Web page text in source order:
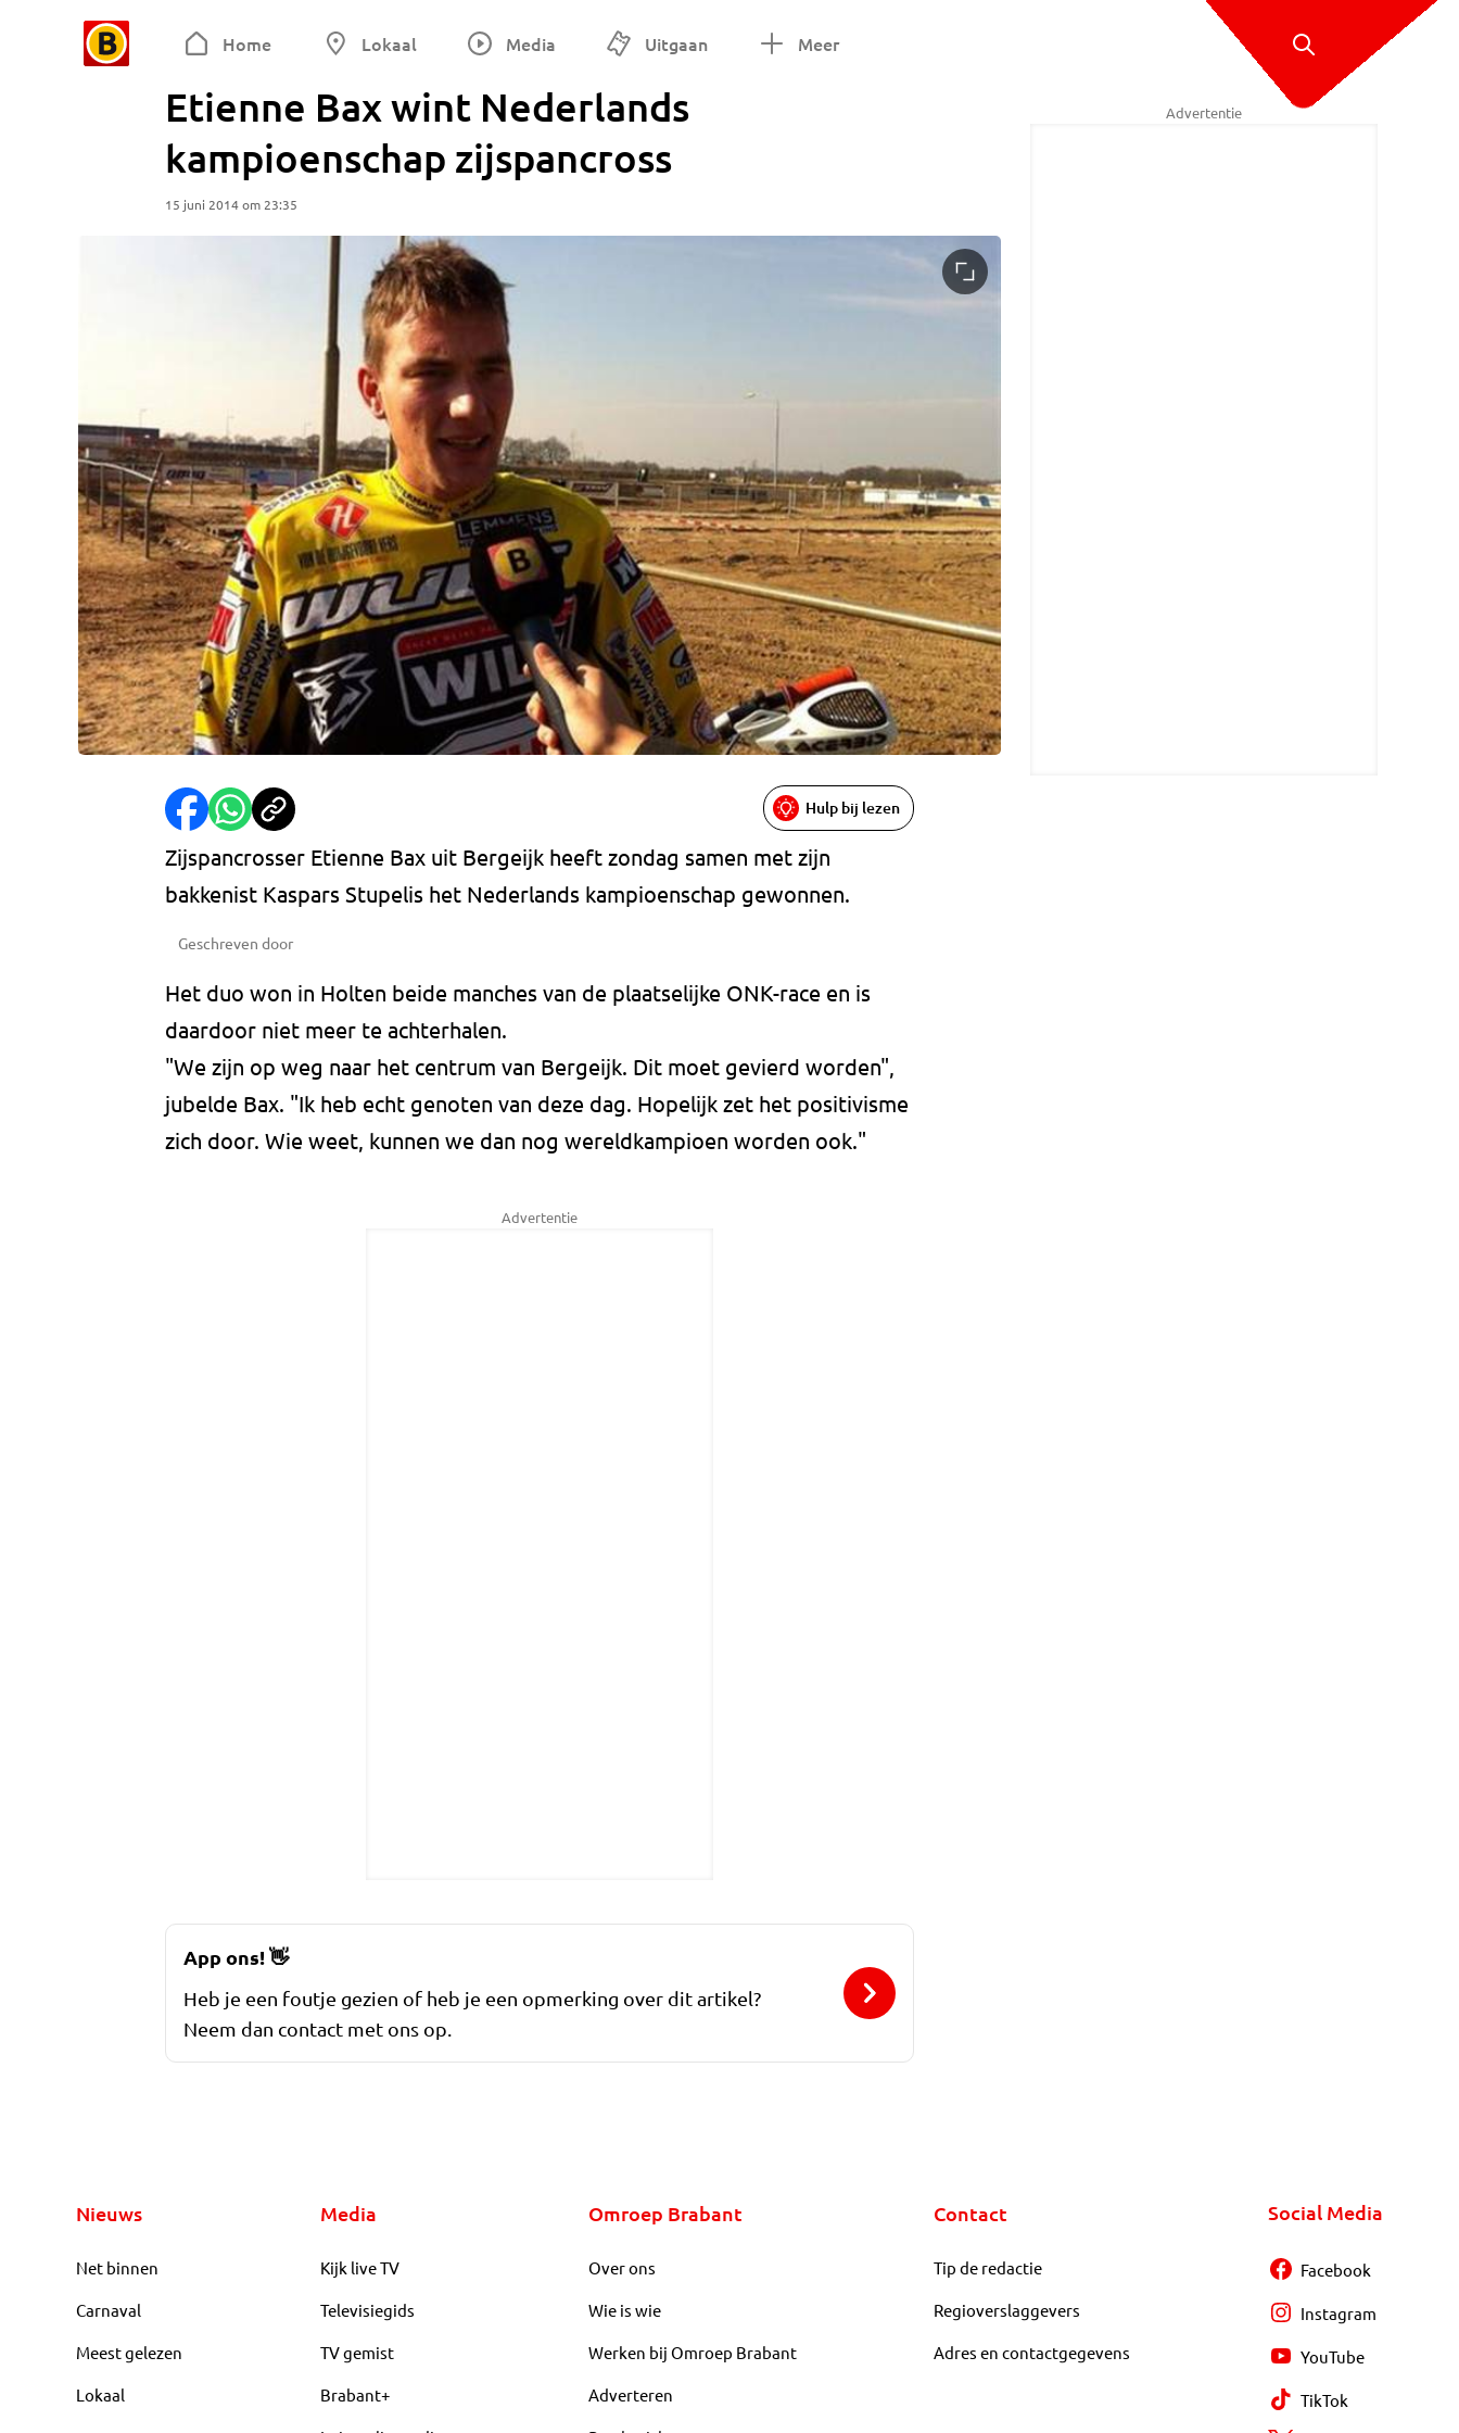
Home Lokaal Media Uitgaan Meer
Etienne Bax wint Nederlands
kampioenschap zijspancross
15 juni 2014 om 23:35
Hulp bij lezen
Zijspancrosser Etienne Bax uit Bergeijk heeft zondag samen met zijn
bakkenist Kaspars Stupelis het Nederlands kampioenschap gewonnen.
Geschreven door
Het duo won in Holten beide manches van de plaatselijke ONK-race en is
daardoor niet meer te achterhalen.
"We zijn op weg naar het centrum van Bergeijk. Dit moet gevierd worden",
jubelde Bax. "Ik heb echt genoten van deze dag. Hopelijk zet het positivisme
zich door. Wie weet, kunnen we dan nog wereldkampioen worden ook."
Advertentie
Advertentie
App ons!👋
Heb je een foutje gezien of heb je een opmerking over dit artikel?
Neem dan contact met ons op.
Nieuws
Net binnen
Carnaval
Meest gelezen
Lokaal
Media
Kijk live TV
Televisiegids
TV gemist
Brabant+
Omroep Brabant
Over ons
Wie is wie
Werken bij Omroep Brabant
Adverteren
Contact
Tip de redactie
Regioverslaggevers
Adres en contactgegevens
Social Media
Facebook
Instagram
YouTube
TikTok